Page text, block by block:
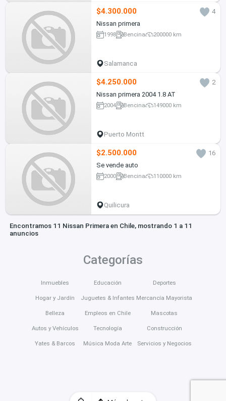
$4.300.000
4
Nissan primera
1998 Bencina 200000 km
Salamanca
$4.250.000
2
Nissan primera 2004 1.8 AT
2004 Bencina 149000 km
Puerto Montt
$2.500.000
16
Se vende auto
2000 Bencina 110000 km
Quilicura
Encontramos 11 Nissan Primera en Chile, mostrando 1 a 11
anuncios
Categorías
Inmuebles
Hogar y Jardín
Belleza
Autos y Vehículos
Yates & Barcos
Educación
Juguetes & Infantes
Empleos en Chile
Tecnología
Música Moda Arte
Deportes
Mercancía Mayorista
Mascotas
Construcción
Servicios y Negocios